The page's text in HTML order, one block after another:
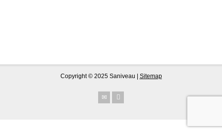
Copyright © 2025 Saniveau | Sitemap